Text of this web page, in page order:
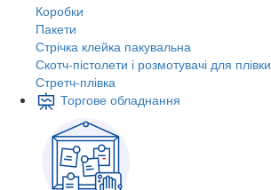
Коробки
Пакети
Стрічка клейка пакувальна
Скотч-пістолети і розмотувачі для плівки
Стретч-плівка
Торгове обладнання